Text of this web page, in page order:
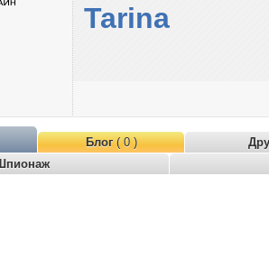
Tarina
Блог( 0 )